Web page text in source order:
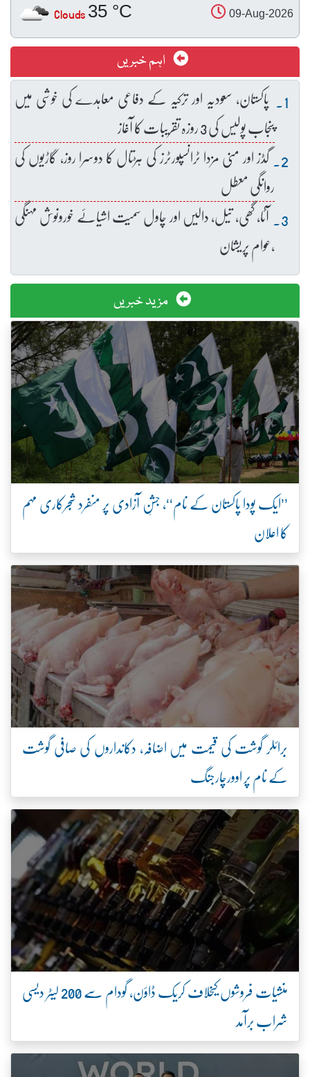
09-Aug-2026
35 °C
Clouds
اہم خبریں
پاکستان، سعودیہ اور ترکیہ کے دفاعی معاہدے کی خوشی میں
پنجاب پولیس کی 3 روزہ تقریبات کا آغاز
گڈز اور منی مزدا ٹرانسپورٹرز کی ہڑتال کا دوسرا روز، گاڑیوں کی
روانگی معطل
آٹا، گھی، تیل، دالیں اور چاول سمیت اشیائے خورونوش مہنگی
،عوام پریشان
مزید خبریں
’’ایک پودا پاکستان کے نام‘‘، جشنِ آزادی پر منفرد شجرکاری مہم
کا اعلان
برائلر گوشت کی قیمت میں اضافہ، دکانداروں کی صافی گوشت
کے نام پر اوورچارجنگ
منشیات فروشوں کیخلاف کریک ڈاؤن، گودام سے 200 لیٹر دیسی
شراب برآمد